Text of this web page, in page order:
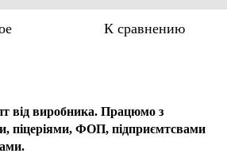
К сравнению
від виробника. Працюмо з
піцеріями, ФОП, підприємтсвами